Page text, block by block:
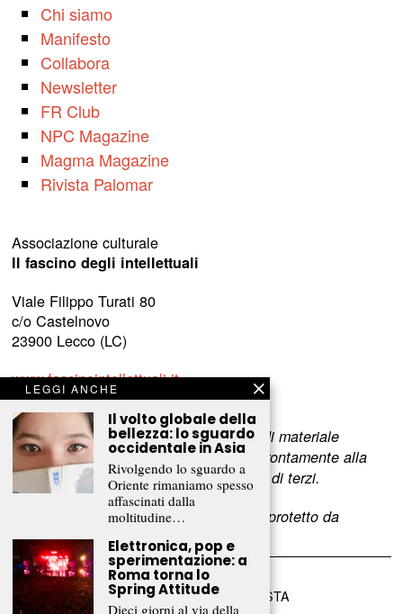
Chi siamo
Manifesto
Collabora
Newsletter
FR Club
NPC Magazine
Magma Magazine
Rivista Palomar
Associazione culturale
Il fascino degli intellettuali
Viale Filippo Turati 80
c/o Castelnovo
23900 Lecco (LC)
www.fascinointellettuali.it
info[at]fascinointellettuali.it
Per segnalare eventuali errori nell’uso di materiale
riservato,scriveteci e provvederemo prontamente alla
rimozione del materiale lesivo dei diritti di terzi.
L’intero contenuto di questo sito web è protetto da
copyright.
©2026FRAMMENTI RIVISTA
LEGGI ANCHE
Il volto globale della
bellezza: lo sguardo
occidentale in Asia
Rivolgendo lo sguardo a
Oriente rimaniamo spesso
affascinati dalla
moltitudine…
Elettronica, pop e
sperimentazione: a
Roma torna lo
Spring Attitude
Dieci giorni al via della